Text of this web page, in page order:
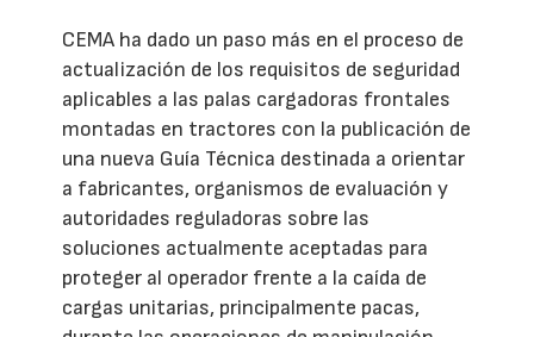
CEMA ha dado un paso más en el proceso de
actualización de los requisitos de seguridad
aplicables a las palas cargadoras frontales
montadas en tractores con la publicación de
una nueva Guía Técnica destinada a orientar
a fabricantes, organismos de evaluación y
autoridades reguladoras sobre las
soluciones actualmente aceptadas para
proteger al operador frente a la caída de
cargas unitarias, principalmente pacas,